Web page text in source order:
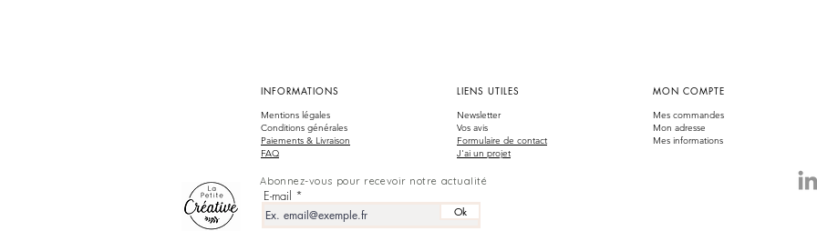
INFORMATIONS
Mentions légales
Conditions générales
Paiements & Livraison
FAQ
LIENS UTILES
Newsletter
Vos avis
Formulaire de contact
J'ai un projet
MON COMPTE
Mes commandes
Mon adresse
Mes informations
Abonnez-vous pour recevoir notre actualité
E-mail
Ok